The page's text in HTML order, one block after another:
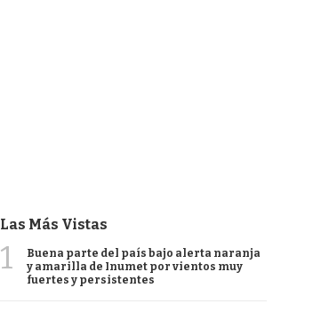
Las Más Vistas
1
Buena parte del país bajo alerta naranja
y amarilla de Inumet por vientos muy
fuertes y persistentes